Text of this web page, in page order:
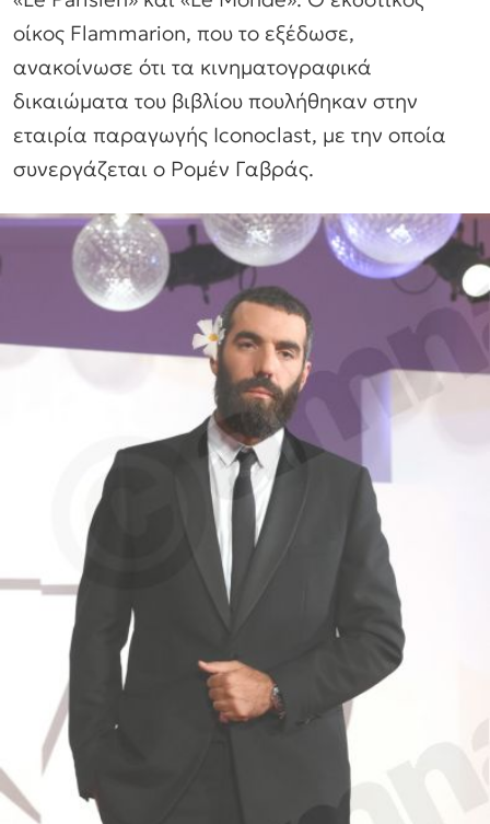
οίκος Flammarion, που το εξέδωσε,
ανακοίνωσε ότι τα κινηματογραφικά
δικαιώματα του βιβλίου πουλήθηκαν στην
εταιρία παραγωγής Iconoclast, με την οποία
συνεργάζεται ο Ρομέν Γαβράς.